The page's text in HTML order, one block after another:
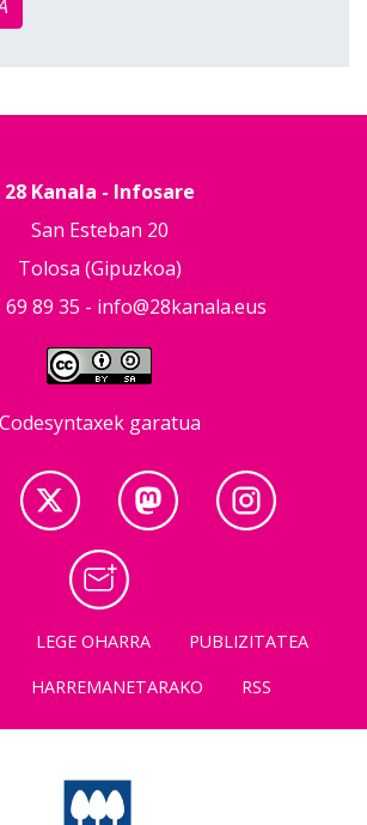
28 Kanala - Infosare
San Esteban 20
Tolosa (Gipuzkoa)
69 89 35 - info@28kanala.eus
Codesyntaxek garatua
LEGE OHARRA
PUBLIZITATEA
HARREMANETARAKO RSS